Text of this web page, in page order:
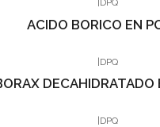
DPQ
ACIDO BORICO EN
|DPQ
DECAHIDRATADO
|DPQ